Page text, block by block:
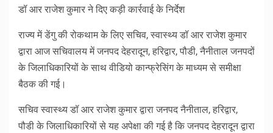
डॉ आर राजेश कुमार ने दिए कड़ी कार्रवाई के निर्देश
राज्य में डेंगु की रोकथाम के लिए सचिव, स्वास्थ्य डॉ आर राजेश कुमार
द्वारा आज सचिवालय में जनपद देहरादून, हरिद्वार, पौडी, नैनीताल जनपदों
के जिलाधिकारियों के साथ वीडियो कान्फ्रेसिंग के माध्यम से समीक्षा
बैठक की गई।
सचिव स्वास्थ्य डॉ आर राजेश कुमार द्वारा जनपद नैनीताल, हरिद्वार,
पौडी के जिलाधिकारियों से यह अपेक्षा की गई है कि जनपद देहरादून द्वारा